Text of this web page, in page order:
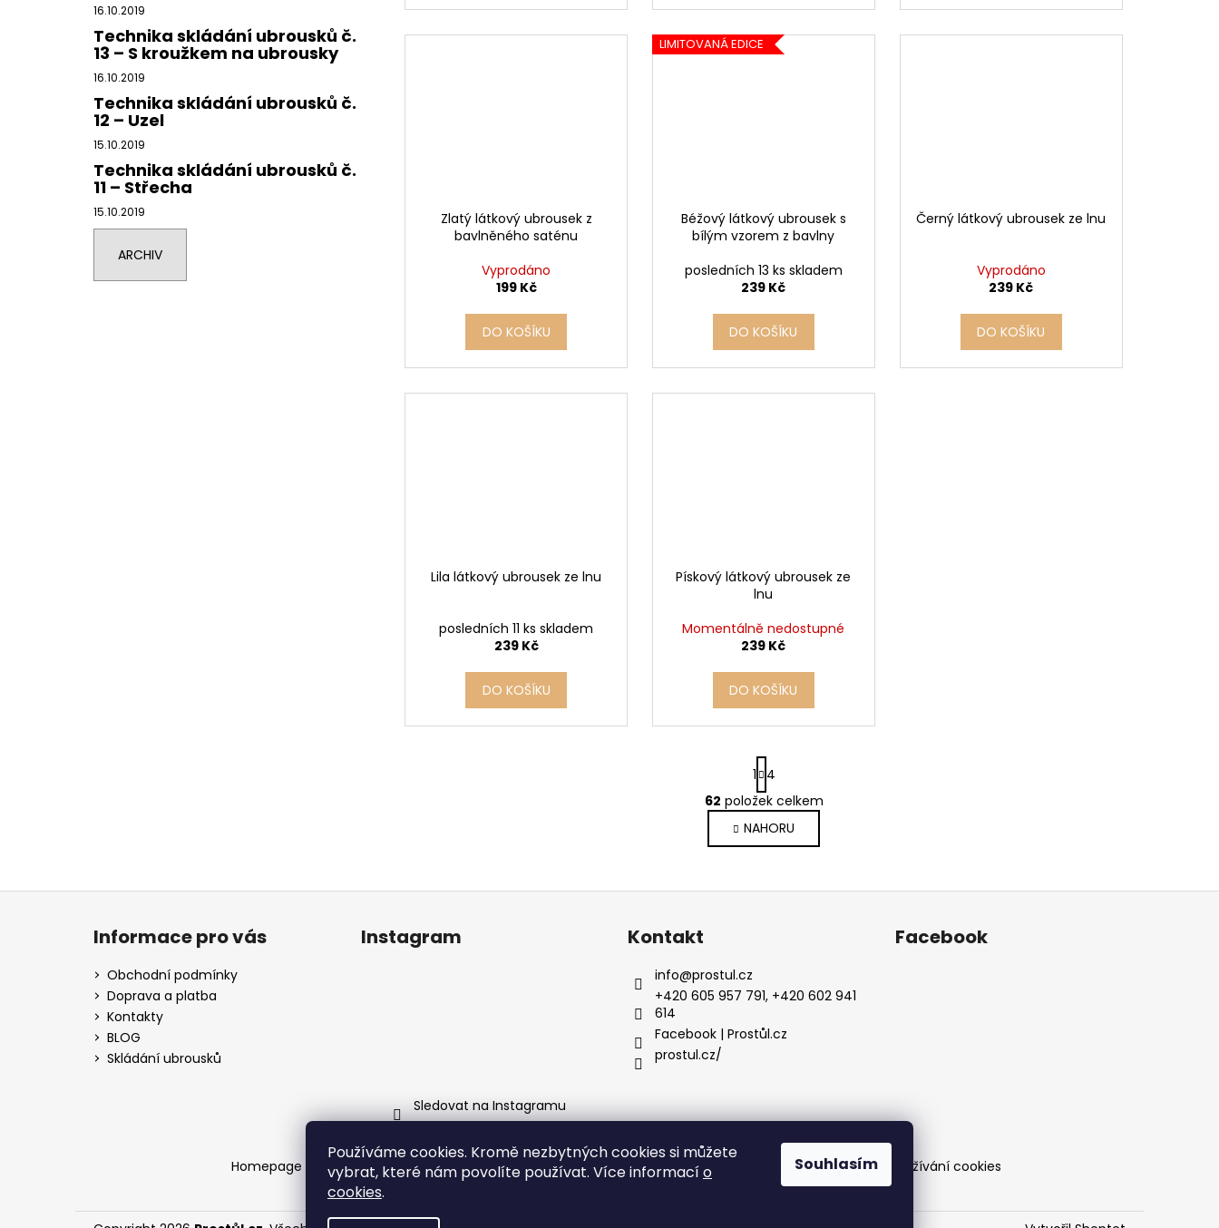
Používáme cookies. Kromě nezbytných cookies si můžete
vybrat, které nám povolíte používat. Více informacío
cookies.
Souhlasím
16.10.2019
Technika skládání ubrousků č.
13 – S kroužkem na ubrousky
16.10.2019
Technika skládání ubrousků č.
12 – Uzel
15.10.2019
Technika skládání ubrousků č.
11 – Střecha
15.10.2019
ARCHIV
Zlatý látkový ubrousek z
bavlněného saténu
Vyprodáno
199 Kč
DO KOŠÍKU
LIMITOVANÁ EDICE
Béžový látkový ubrousek s
bílým vzorem z bavlny
posledních 13 ks skladem
239 Kč
DO KOŠÍKU
Černý látkový ubrousek ze lnu
Vyprodáno
239 Kč
DO KOŠÍKU
Lila látkový ubrousek ze lnu
posledních 11 ks skladem
239 Kč
DO KOŠÍKU
Pískový látkový ubrousek ze
lnu
Momentálně nedostupné
239 Kč
DO KOŠÍKU
O
v
l
d
r
v
k
p
i
S
t
r
á
n
k
1
4
62 položek celkem
NAHORU
Z
Informace pro vás
Obchodní podmínky
Doprava a platba
Kontakty
BLOG
Skládání ubrousků
Instagram
Sledovat na Instagramu
Kontakt
info@prostul.cz
+420 605 957 791, +420 602 941
614
Facebook | Prostůl.cz
prostul.cz/
Facebook
Homepage Doprava a platba Obchodní podmínky Facebook Instagram Ochrana osobních údajů a používání cookies